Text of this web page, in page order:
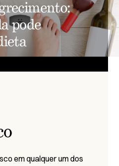
pode
em qualquer um dos